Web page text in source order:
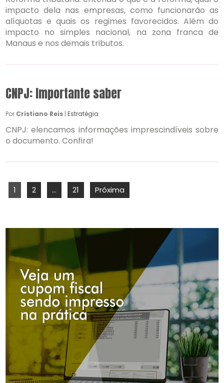
impacto dela nas empresas, como funcionarão as
alíquotas e quais os regimes favorecidos. Além do
impacto no simples nacional, na zona franca de
Manaus e nos demais tributos.
CNPJ: Importante saber
Por Cristiano Reis |Estratégia
CNPJ: elencamos informações imprescindíveis sobre
o documento. Confira!
1 2 … 21 Próxima